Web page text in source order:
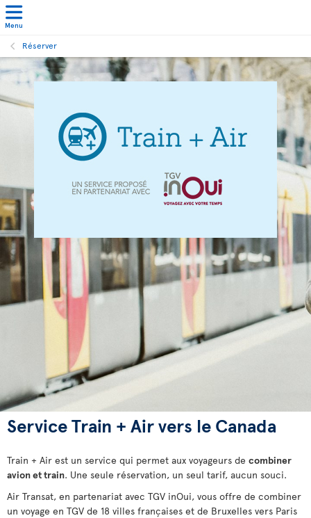
Menu
Réserver
Service Train + Air vers le Canada
Train + Air est un service qui permet aux voyageurs de combiner
avion et train. Une seule réservation, un seul tarif, aucun souci.
Air Transat, en partenariat avec TGV inOui, vous offre de combiner
un voyage en TGV de 18 villes françaises et de Bruxelles vers Paris